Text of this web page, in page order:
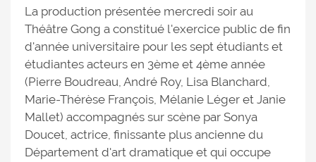
La production présentée mercredi soir au
Théâtre Gong a constitué l'exercice public de fin
d'année universitaire pour les sept étudiants et
étudiantes acteurs en 3ème et 4ème année
(Pierre Boudreau, André Roy, Lisa Blanchard,
Marie-Thérèse François, Mélanie Léger et Janie
Mallet) accompagnés sur scène par Sonya
Doucet, actrice, finissante plus ancienne du
Département d'art dramatique et qui occupe